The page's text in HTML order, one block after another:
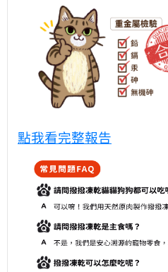
點我看完整報告